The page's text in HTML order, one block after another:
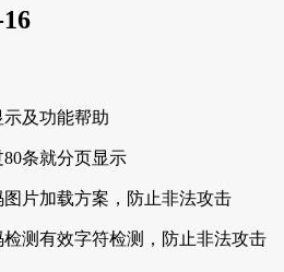
及功能帮助
条就分页显示
图片加载方案，防止非法攻击
测有效字符检测，防止非法攻击